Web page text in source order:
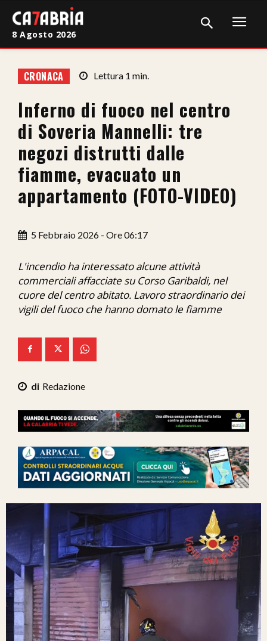
Cronaca
Giudiziaria
Politica
Sport
Attualità
Ita-Mondo
C7 Play
Mix Zone
8 Agosto 2026
CRONACA Lettura 1 min.
Inferno di fuoco nel centro
di Soveria Mannelli: tre
negozi distrutti dalle
fiamme, evacuato un
appartamento (FOTO-VIDEO)
5 Febbraio 2026 - Ore 06:17
L'incendio ha interessato alcune attività
commerciali affacciate su Corso Garibaldi, nel
cuore del centro abitato. Lavoro straordinario dei
vigili del fuoco che hanno domato le fiamme
Redazione